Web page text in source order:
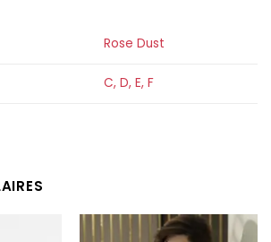
Rose Dust
C, D, E, F